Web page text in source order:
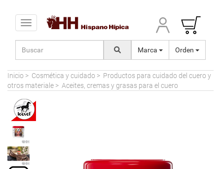
Toggle navigation
Marca Orden
Inicio > Cosmética y cuidado > Productos para cuidado del cuero y
otros materiale > Aceites, cremas y grasas para el cuero